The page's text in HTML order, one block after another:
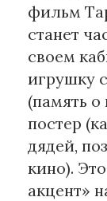
фильм
станет
своем
игрушку
(память
постер
дядей,
кино).
акцент»